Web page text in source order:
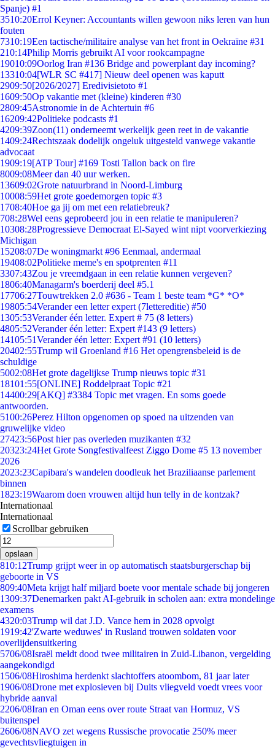
Spanje) #1
3510:20Errol Keyner: Accountants willen gewoon niks leren van hun
fouten
7310:19Een tactische/militaire analyse van het front in Oekraïne #31
210:14Philip Morris gebruikt AI voor rookcampagne
19010:09Oorlog Iran #136 Bridge and powerplant day incoming?
13310:04[WLR SC #417] Nieuw deel openen was kaputt
2909:50[2026/2027] Eredivisietoto #1
1609:50Op vakantie met (kleine) kinderen #30
2809:45Astronomie in de Achtertuin #6
16209:42Politieke podcasts #1
4209:39Zoon(11) onderneemt werkelijk geen reet in de vakantie
1409:24Rechtszaak dodelijk ongeluk uitgesteld vanwege vakantie
advocaat
1909:19[ATP Tour] #169 Tosti Tallon back on fire
8009:08Meer dan 40 uur werken.
13609:02Grote natuurbrand in Noord-Limburg
10008:59Het grote goedemorgen topic #3
1708:40Hoe ga jij om met een relatiebreuk?
708:28Wel eens geprobeerd jou in een relatie te manipuleren?
10308:28Progressieve Democraat El-Sayed wint nipt voorverkiezing
Michigan
15208:07De woningmarkt #96 Eenmaal, andermaal
19408:02Politieke meme's en spotprenten #11
3307:43Zou je vreemdgaan in een relatie kunnen vergeven?
1806:40Managarm's boerderij deel #5.1
17706:27Touwtrekken 2.0 #636 - Team 1 beste team *G* *O*
19805:54Verander een letter expert (7lettereditie) #50
1305:53Verander één letter. Expert # 75 (8 letters)
4805:52Verander één letter: Expert #143 (9 letters)
14105:51Verander één letter: Expert #91 (10 letters)
20402:55Trump wil Groenland #16 Het opengrensbeleid is de
schuldige
5002:08Het grote dagelijkse Trump nieuws topic #31
18101:55[ONLINE] Roddelpraat Topic #21
14400:29[AKQ] #3384 Topic met vragen. En soms goede
antwoorden.
5100:26Perez Hilton opgenomen op spoed na uitzenden van
gruwelijke video
27423:56Post hier pas overleden muzikanten #32
20323:24Het Grote Songfestivalfeest Ziggo Dome #5 13 november
2026
2023:23Capibara's wandelen doodleuk het Braziliaanse parlement
binnen
1823:19Waarom doen vrouwen altijd hun telly in de kontzak?
Internationaal
Internationaal
Scrollbar gebruiken
opslaan
810:12Trump grijpt weer in op automatisch staatsburgerschap bij
geboorte in VS
809:40Meta krijgt half miljard boete voor mentale schade bij jongeren
1309:37Denemarken pakt AI-gebruik in scholen aan: extra mondelinge
examens
4320:03Trump wil dat J.D. Vance hem in 2028 opvolgt
1919:42'Zwarte weduwes' in Rusland trouwen soldaten voor
overlijdensuitkering
5706/08Israël meldt dood twee militairen in Zuid-Libanon, vergelding
aangekondigd
1506/08Hiroshima herdenkt slachtoffers atoombom, 81 jaar later
1906/08Drone met explosieven bij Duits vliegveld voedt vrees voor
hybride aanval
2206/08Iran en Oman eens over route Straat van Hormuz, VS
buitenspel
2606/08NAVO zet wegens Russische provocatie 250% meer
gevechtsvliegtuigen in